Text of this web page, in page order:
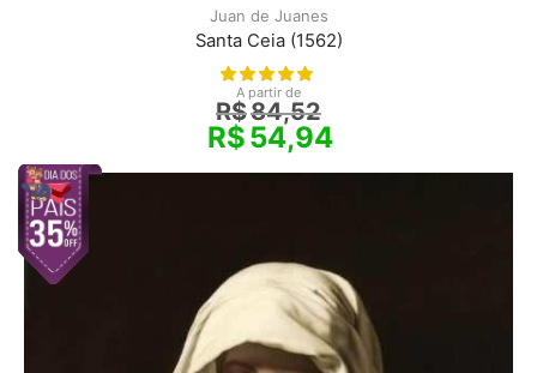
Juan de Juanes
Santa Ceia (1562)
A partir de
R$84,52
R$54,94